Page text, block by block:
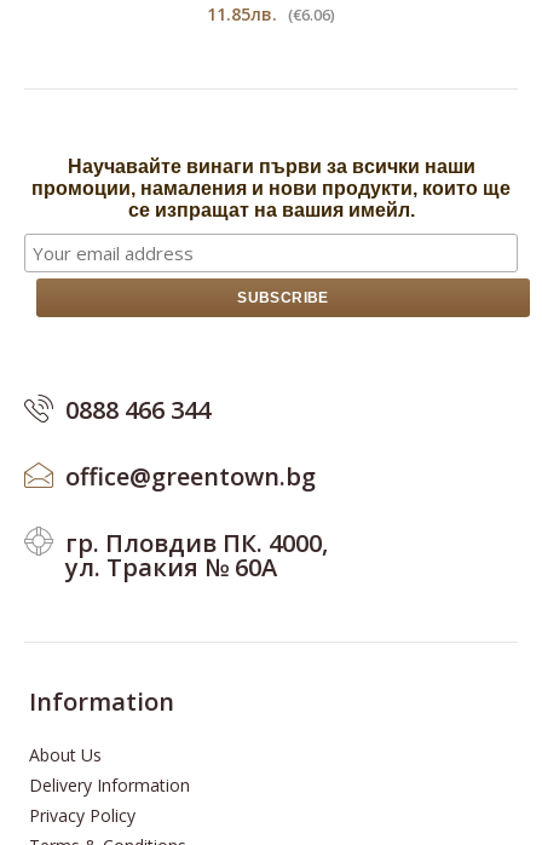
11.85лв. (€6.06)
Научавайте винаги първи за всички наши
промоции, намаления и нови продукти, които ще
се изпращат на вашия имейл.
0888 466 344
office@greentown.bg
гр. Пловдив ПК. 4000,
ул. Тракия № 60А
Information
About Us
Delivery Information
Privacy Policy